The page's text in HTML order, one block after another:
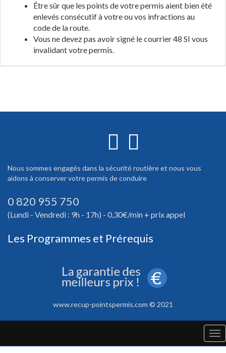
Être sûr que les points de votre permis aient bien été
enlevés consécutif à votre ou vos infractions au
code de la route.
Vous ne devez pas avoir signé le courrier 48 SI vous
invalidant votre permis.
Nous sommes engagés dans la sécurité routière et nous vous
aidons à conserver votre permis de conduire
0 820 955 750
(Lundi - Vendredi : 9h - 17h) - 0,30€/min + prix appel
Les Programmes et Prérequis
www.recup-pointspermis.com © 2021